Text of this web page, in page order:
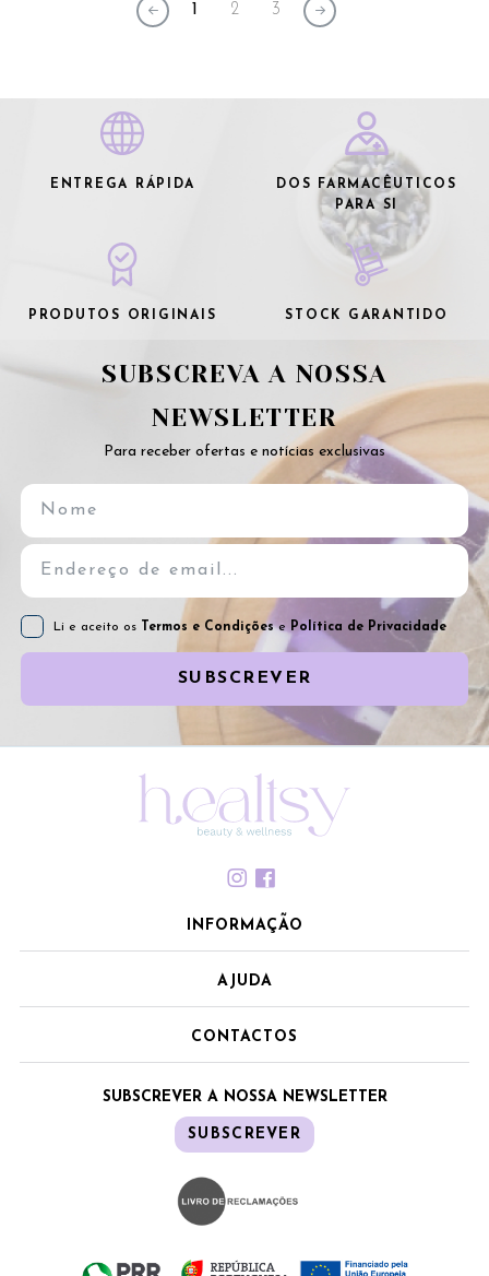
1 2 3
ENTREGA RÁPIDA
DOS FARMACÊUTICOS
PARA SI
PRODUTOS ORIGINAIS STOCK GARANTIDO
SUBSCREVA A NOSSA
NEWSLETTER
Para receber ofertas e notícias exclusivas
Li e aceito os Termos e Condiçõese Política de Privacidade
SUBSCREVER
INFORMAÇÃO
AJUDA
CONTACTOS
SUBSCREVER A NOSSA NEWSLETTER
SUBSCREVER